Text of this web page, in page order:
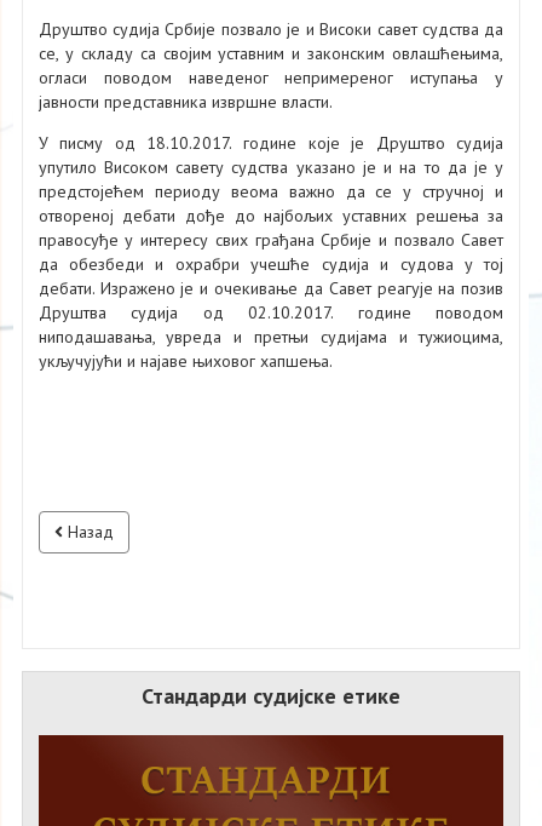
Друштво судија Србије позвало је и Високи савет судства да
се, у складу са својим уставним и законским овлашћењима,
огласи поводом наведеног непримереног иступања у
јавности представника извршне власти.
У писму од 18.10.2017. године које је Друштво судија
упутило Високом савету судства указано је и на то да је у
предстојећем периоду веома важно да се у стручној и
отвореној дебати дође до најбољих уставних решења за
правосуђе у интересу свих грађана Србије и позвало Савет
да обезбеди и охрабри учешће судија и судова у тој
дебати. Изражено је и очекивање да Савет реагује на позив
Друштва судија од 02.10.2017. године поводом
ниподашавања, увреда и претњи судијама и тужиоцима,
укључујући и најаве њиховог хапшења.
Назад
Стандарди судијске етике